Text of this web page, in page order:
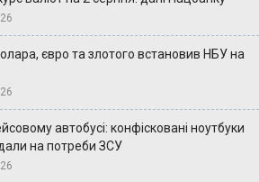
євро та злотого встановив НБУ на
автобусі: конфісковані ноутбуки
на потреби ЗСУ